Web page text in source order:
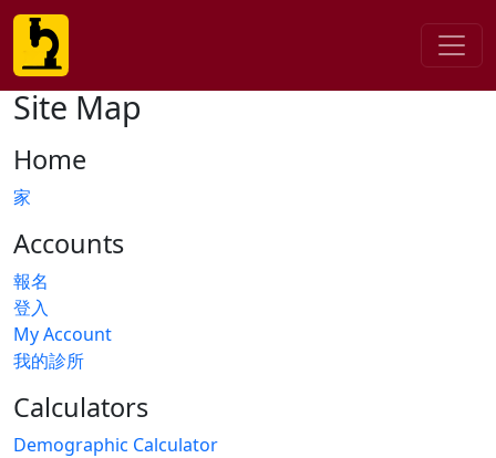
Site Map
Home
家
Accounts
報名
登入
My Account
我的診所
Calculators
Demographic Calculator